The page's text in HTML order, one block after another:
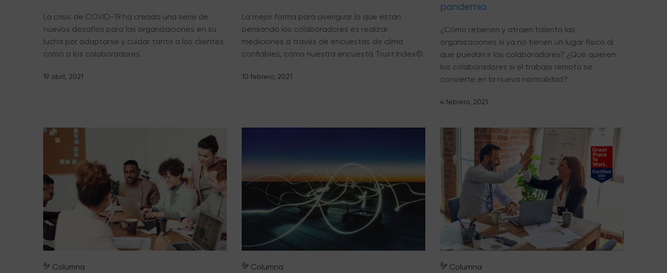
La crisis de COVID-19 ha creado una serie de
nuevos desafíos para las organizaciones en su
lucha por adaptarse y cuidar tanto a los clientes
como a los colaboradores.
19 abril, 2021
La mejor forma para averiguar lo que están
pensando los colaboradores es realizar
mediciones a través de encuestas de clima
confiables, como nuestra encuesta Trust Index©.
10 febrero, 2021
pandemia
¿Cómo retienen y atraen talento las
organizaciones si ya no tienen un lugar físico al
que puedan ir los colaboradores? ¿Qué quieren
los colaboradores si el trabajo remoto se
convierte en la nueva normalidad?
4 febrero, 2021
Columna Columna Columna